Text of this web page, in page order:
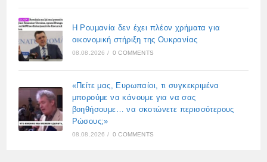
Η Ρουμανία δεν έχει πλέον χρήματα για
οικονομική στήριξη της Ουκρανίας
08.08.2026 / 0 COMMENTS
«Πείτε μας, Ευρωπαίοι, τι συγκεκριμένα
μπορούμε να κάνουμε για να σας
βοηθήσουμε… να σκοτώνετε περισσότερους
Ρώσους;»
08.08.2026 / 0 COMMENTS